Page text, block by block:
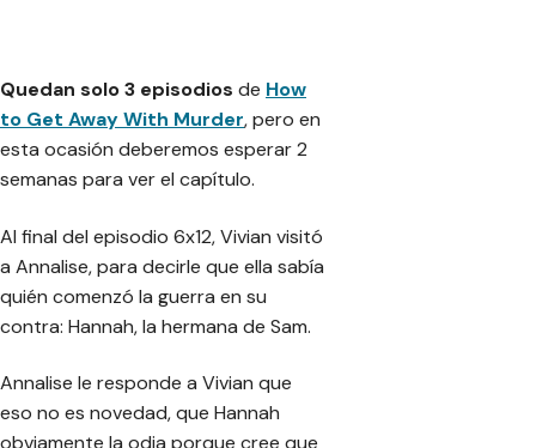
Quedan solo 3 episodios de How
to Get Away With Murder, pero en
esta ocasión deberemos esperar 2
semanas para ver el capítulo.
Al final del episodio 6x12, Vivian visitó
a Annalise, para decirle que ella sabía
quién comenzó la guerra en su
contra: Hannah, la hermana de Sam.
Annalise le responde a Vivian que
eso no es novedad, que Hannah
obviamente la odia porque cree que